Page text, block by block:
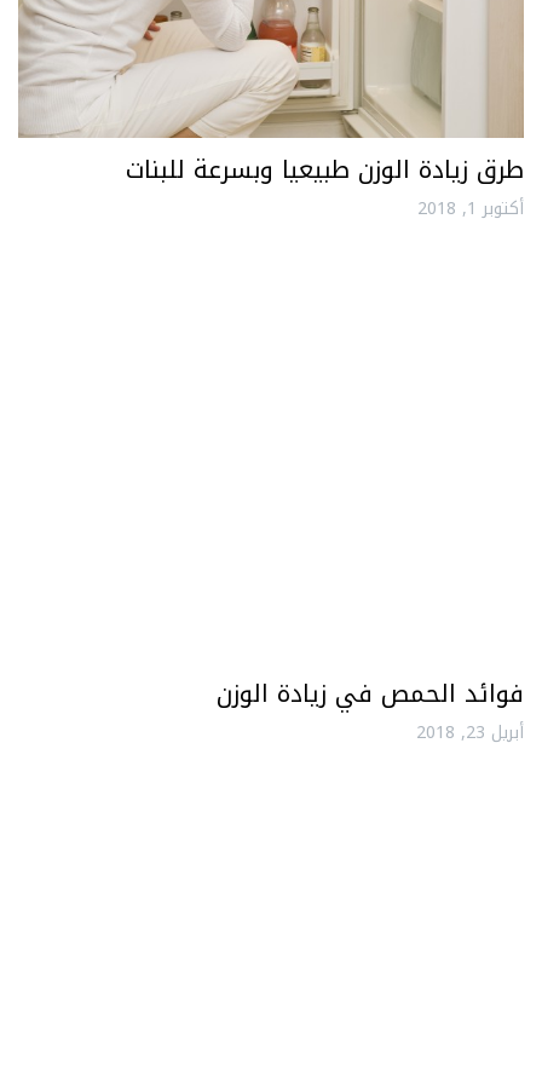
طرق زيادة الوزن طبيعيا وبسرعة للبنات
أكتوبر 1, 2018
فوائد الحمص في زيادة الوزن
أبريل 23, 2018